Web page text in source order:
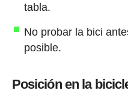
tabla.
No probar la bici
posible.
Posición en la